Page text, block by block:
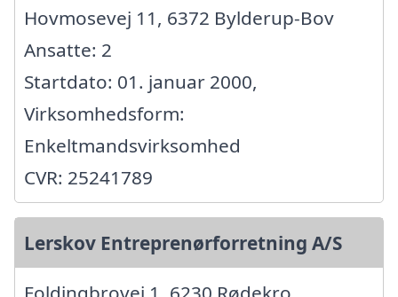
Hovmosevej 11, 6372 Bylderup-Bov
Ansatte: 2
Startdato: 01. januar 2000,
Virksomhedsform:
Enkeltmandsvirksomhed
CVR: 25241789
Lerskov Entreprenørforretning A/S